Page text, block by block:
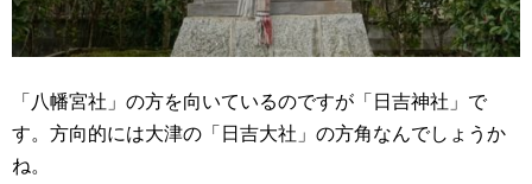
「八幡宮社」の方を向いているのですが「日吉神社」で
す。方向的には大津の「日吉大社」の方角なんでしょうか
ね。